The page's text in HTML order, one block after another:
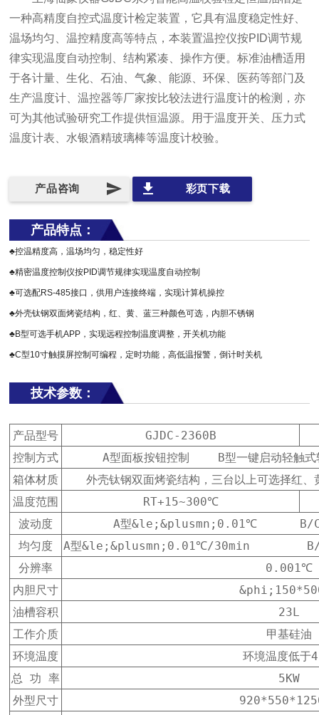
一种高精度自控式温度计检定装置，它具有温度稳定性好、
温场均匀、温控精度高等特点，本装置温控仪按PID调节规
律实现温度自动控制、结构紧凑、操作方便。标准油槽适用
于各计量、生化、石油、气象、能源、环保、医药等部门及
生产温度计、温控器等厂家按比较法进行温度计的检测，亦
可为其他试验研究工作提供恒温源。用于温度开关、压力式
温度计表、水银酒精玻璃棒等温度计校验。
send
产品咨询 file_download 彩页下载
产品特点：
♣控温精度高，温场均匀，稳定性好
♣精密温度控制仪按PID调节规律实现温度自动控制
♣可选配RS-485接口，供用户连接终端，实现计算机操控
♣外壳钛钢双面烤瓷结构，红、黄、蓝三种颜色可选，内胆不锈钢
♣B型可选手机APP，实现远程控制温度调整，开关机功能
♣C型10寸触摸屏控制可编程，定时功能，高低温报警，倒计时关机
技术参数：
产品型号
GJDC-2360B
控制方式
A型面板按钮控制    B型一键启动轻触
箱体材质
外壳钛钢双面烤瓷结构，三台以上可选择红
温度范围
RT+15~300℃
波动度
A型&le;&plusmn;0.01℃
均匀度
A型&le;&plusmn;0.01℃/30min
分辨率
0.001℃
内胆尺寸
油槽容积
23L
工作介质
甲基硅油
环境温度
环境温度低于
总 功 率
5KW
外型尺寸